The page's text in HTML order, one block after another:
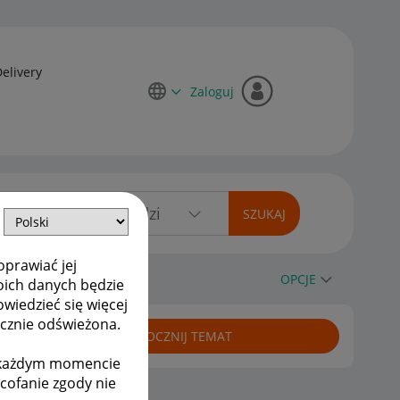
jej
danych będzie
się więcej
odświeżona.
momencie
zgody nie
Zaloguj
OPCJE
ROZPOCZNIJ TEMAT